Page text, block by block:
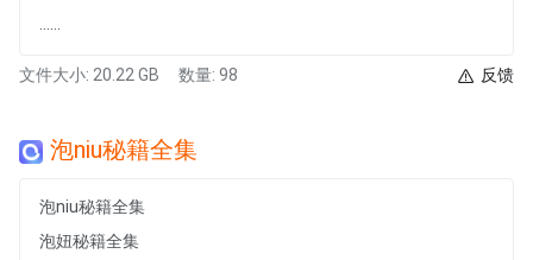
文件大小: 20.22 GB 数量: 98 反馈
泡niu秘籍全集
泡niu秘籍全集
泡妞秘籍全集